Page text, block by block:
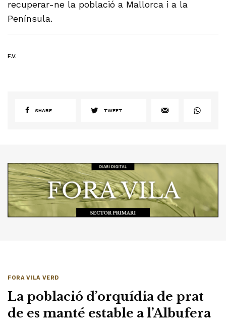
recuperar-ne la població a Mallorca i a la
Península.
F.V.
SHARE TWEET
FORA VILA VERD
La població d’orquídia de prat
de es manté estable a l’Albufera